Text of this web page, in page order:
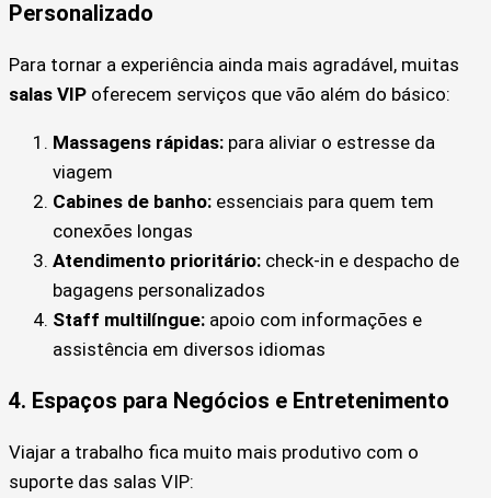
Personalizado
Para tornar a experiência ainda mais agradável, muitas
salas VIP oferecem serviços que vão além do básico:
Massagens rápidas: para aliviar o estresse da
viagem
Cabines de banho: essenciais para quem tem
conexões longas
Atendimento prioritário: check-in e despacho de
bagagens personalizados
Staff multilíngue: apoio com informações e
assistência em diversos idiomas
4. Espaços para Negócios e Entretenimento
Viajar a trabalho fica muito mais produtivo com o
suporte das salas VIP: